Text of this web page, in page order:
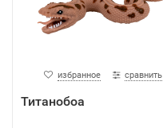
избранное сравнить
Титанобоа